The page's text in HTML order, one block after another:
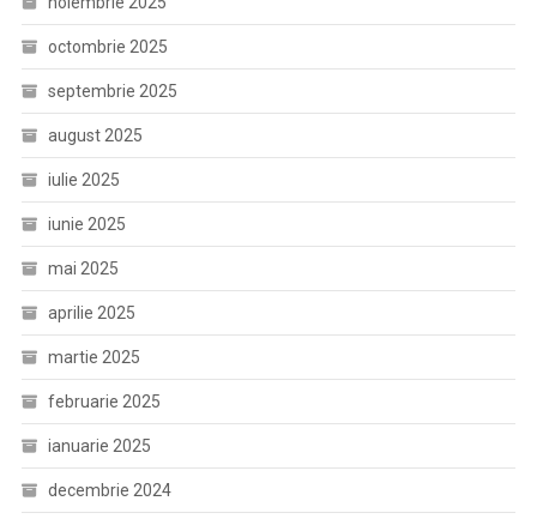
octombrie 2025
septembrie 2025
august 2025
iulie 2025
iunie 2025
mai 2025
aprilie 2025
martie 2025
februarie 2025
ianuarie 2025
decembrie 2024